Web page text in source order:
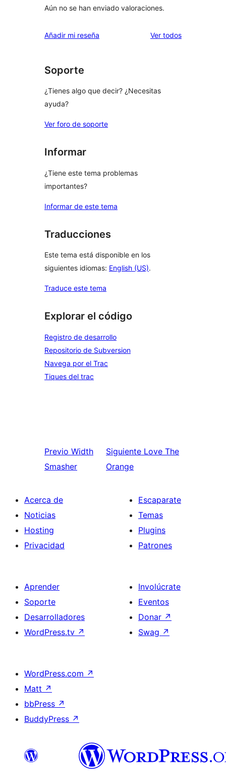
Aún no se han enviado valoraciones.
Añadir mi reseña Ver todoslos
Soporte
¿Tienes algo que decir? ¿Necesitas
ayuda?
Ver foro de soporte
Informar
¿Tiene este tema problemas
importantes?
Informar de este tema
Traducciones
Este tema está disponible en los
siguientes idiomas: English (US).
Traduce este tema
Explorar el código
Registro de desarrollo
Repositorio de Subversion
Navega por el Trac
Tiques del trac
Previo Width
Smasher
Siguiente Love The
Orange
Acerca de
Noticias
Hosting
Privacidad
Escaparate
Temas
Plugins
Patrones
Aprender
Soporte
Desarrolladores
WordPress.tv ↗
Involúcrate
Eventos
Donar ↗
Swag ↗
WordPress.com ↗
Matt ↗
bbPress ↗
BuddyPress ↗